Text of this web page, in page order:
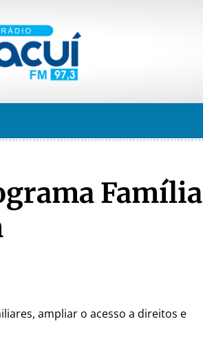
Família
ampliar o acesso a direitos e